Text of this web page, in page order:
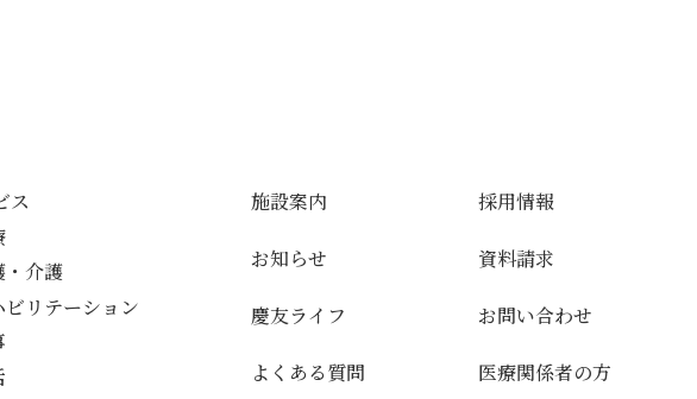
ス
・介護
ビリテーション
施設案内
お知らせ
慶友ライフ
よくある質問
採用情報
資料請求
お問い合わせ
医療関係者の方